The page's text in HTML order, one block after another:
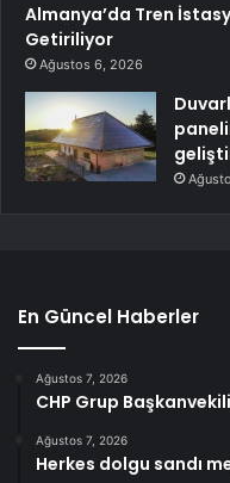
Almanya’da Tren
Getiriliyor
Ağustos 6, 2026
En Güncel Haberler
Ağustos 7, 2026
CHP Grup
Ağustos 7, 2026
Herkes dolgu sandı